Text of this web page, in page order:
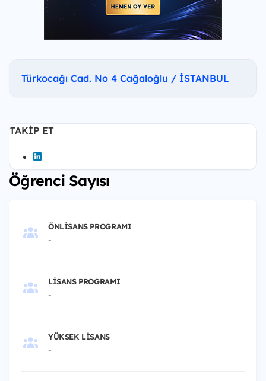
Türkocağı Cad. No 4 Cağaloğlu / İSTANBUL
TAKIP ET
Öğrenci Sayısı
ÖNLISANS PROGRAMI
-
LISANS PROGRAMI
-
YÜKSEK LISANS
-